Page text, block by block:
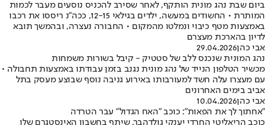
ביום שבת נהג מונית הותקף, לאחר שסירב להכניס נוסעים מעבר לכמות
המותרת • החשודים במעשה, ילדים בגילאי 12-15, ככה"נ ריססו את רכבו
באמצעות מטף כיבוי ונמלטו מהמקום • החבורה נעצרה, ובהמשך תובא
לדיון בהארכת מעצרם
אבי כהן29.04.2026
נהג המונית שנכנס ללב של סטטיק - קיבל בשורות משמחות
מכשיר הטלפון הנייד של נהג מונית נגנב בזמן עבודתו באמצעות תחבולה •
עם מעצרו עלה חשד למעורבותו באירוע גניבה נוסף שבוצע מעסק בתל
אביב בימים האחרונים
אבי כהן10.04.2026
"אחתוך לך את הפאות": כוכב "האח הגדול" עבר הטרדה
כוכב הריאליטי החרדי יענקי גולדהבר, שיתף בחשבון האינסטגרם שלו